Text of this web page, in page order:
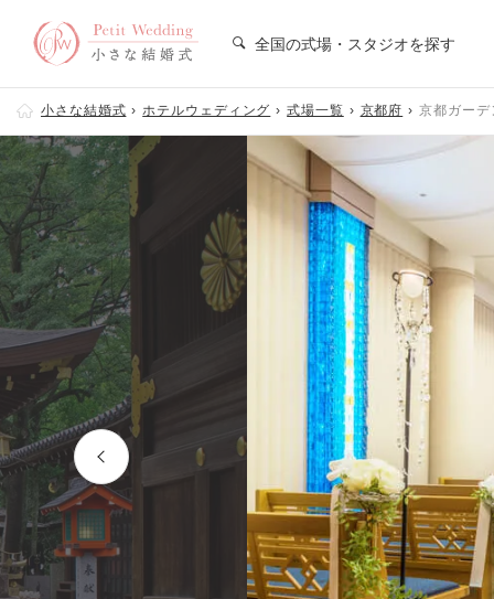
全国の式場・スタジオを探す
小さな結婚式 ホテルウェディング 式場一覧 京都府 京都ガーデ